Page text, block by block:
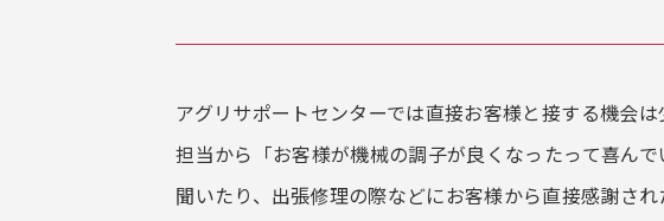
アグリサポートセンターでは直接お客様と接する機会
担当から「お客様が機械の調子が良くなったって喜ん
聞いたり、出張修理の際などにお客様から直接感謝さ